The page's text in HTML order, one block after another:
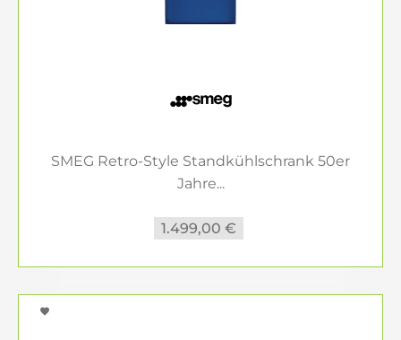
SMEG Retro-Style Standkühlschrank 50er
Jahre...
1.499,00 €